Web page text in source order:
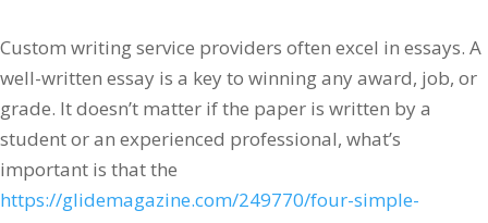
Custom writing service providers often excel in essays. A
well-written essay is a key to winning any award, job, or
grade. It doesn’t matter if the paper is written by a
student or an experienced professional, what’s
important is that the
https://glidemagazine.com/249770/four-simple-